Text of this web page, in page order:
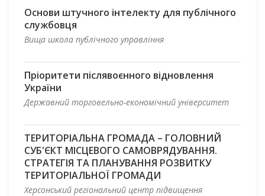
Основи штучного інтелекту для публічного
службовця
Вища школа публічного управління
Пріоритети післявоєнного відновлення
України
Державний торговельно-економічний університет
ТЕРИТОРІАЛЬНА ГРОМАДА – ГОЛОВНИЙ
СУБ'ЄКТ МІСЦЕВОГО САМОВРЯДУВАННЯ.
СТРАТЕГІЯ ТА ПЛАНУВАННЯ РОЗВИТКУ
ТЕРИТОРІАЛЬНОЇ ГРОМАДИ
Херсонський регіональний центр підвищення